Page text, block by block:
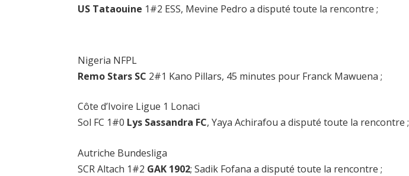
US Tataouine 1#2 ESS, Mevine Pedro a disputé toute la rencontre ;
Nigeria NFPL
Remo Stars SC 2#1 Kano Pillars, 45 minutes pour Franck Mawuena ;
Côte d’Ivoire Ligue 1 Lonaci
Sol FC 1#0 Lys Sassandra FC, Yaya Achirafou a disputé toute la rencontre ;
Autriche Bundesliga
SCR Altach 1#2 GAK 1902; Sadik Fofana a disputé toute la rencontre ;